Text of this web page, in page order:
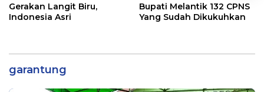
Gerakan Langit Biru,
Indonesia Asri
Bupati Melantik 132 CPNS
Yang Sudah Dikukuhkan
garantung